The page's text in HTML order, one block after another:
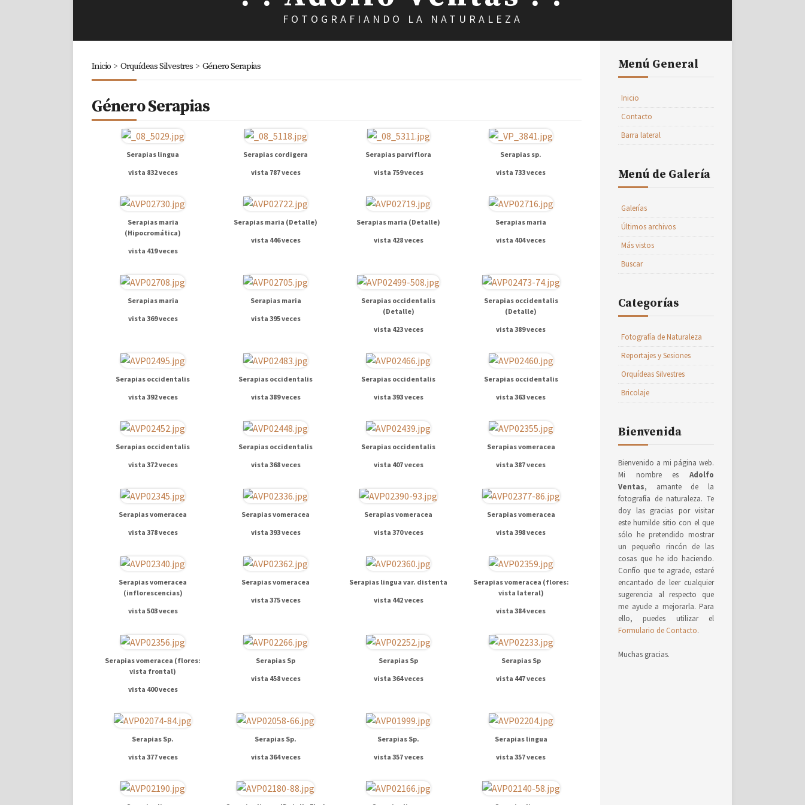
FOTOGRAFIANDO LA NATURALEZA
Inicio > Orquídeas Silvestres > Género Serapias
Género Serapias
Serapias lingua
vista 832 veces
Serapias cordigera
vista 787 veces
Serapias parviflora
vista 759 veces
Serapias sp.
vista 733 veces
Serapias maria
(Hipocromática)
vista 419 veces
Serapias maria (Detalle)
vista 446 veces
Serapias maria (Detalle)
vista 428 veces
Serapias maria
vista 404 veces
Serapias maria
vista 369 veces
Serapias maria
vista 395 veces
Serapias occidentalis
(Detalle)
vista 423 veces
Serapias occidentalis
(Detalle)
vista 389 veces
Serapias occidentalis
vista 392 veces
Serapias occidentalis
vista 389 veces
Serapias occidentalis
vista 393 veces
Serapias occidentalis
vista 363 veces
Serapias occidentalis
vista 372 veces
Serapias occidentalis
vista 368 veces
Serapias occidentalis
vista 407 veces
Serapias vomeracea
vista 387 veces
Serapias vomeracea
vista 378 veces
Serapias vomeracea
vista 393 veces
Serapias vomeracea
vista 370 veces
Serapias vomeracea
vista 398 veces
Serapias vomeracea
(inflorescencias)
vista 503 veces
Serapias vomeracea
vista 375 veces
Serapias lingua var. distenta
vista 442 veces
Serapias vomeracea (flores:
vista lateral)
vista 384 veces
Serapias vomeracea (flores:
vista frontal)
vista 400 veces
Serapias Sp
vista 458 veces
Serapias Sp
vista 364 veces
Serapias Sp
vista 447 veces
Serapias Sp.
vista 377 veces
Serapias Sp.
vista 364 veces
Serapias Sp.
vista 357 veces
Serapias lingua
vista 357 veces
Menú General
Inicio
Contacto
Barra lateral
Menú de Galería
Galerías
Últimos archivos
Más vistos
Buscar
Categorías
Fotografía de Naturaleza
Reportajes y Sesiones
Orquídeas Silvestres
Bricolaje
Bienvenida
Bienvenido a mi página web.
Mi nombre es Adolfo
Ventas, amante de la
fotografía de naturaleza. Te
doy las gracias por visitar
este humilde sitio con el que
sólo he pretendido mostrar
un pequeño rincón de las
cosas que he ido haciendo.
Confío que te agrade, estaré
encantado de leer cualquier
sugerencia al respecto que
me ayude a mejorarla. Para
ello, puedes utilizar el
Formulario de Contacto.
Muchas gracias.